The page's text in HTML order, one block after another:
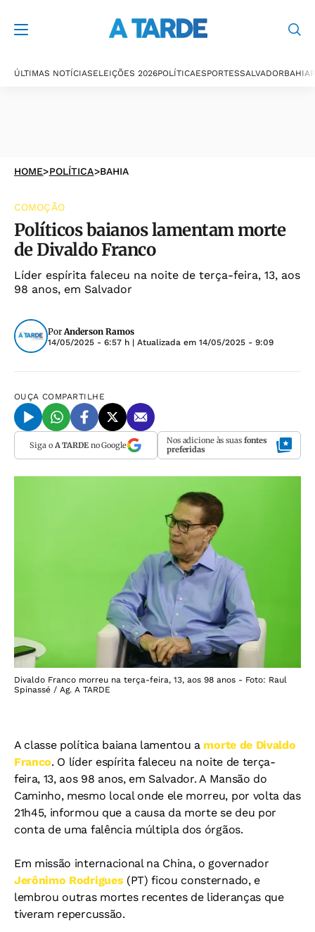
ÚLTIMAS NOTÍCIASELEIÇÕES 2026POLÍTICAESPORTESSALVADORBAHIA
HOME>POLÍTICA>BAHIA
COMOÇÃO
Políticos baianos lamentam morte
de Divaldo Franco
Líder espírita faleceu na noite de terça-feira, 13, aos
98 anos, em Salvador
PorAnderson Ramos
14/05/2025 - 6:57 h | Atualizada em 14/05/2025 - 9:09
OUÇA COMPARTILHE
Siga o A TARDEno Google Nos adicione às suas fontes
preferidas
Divaldo Franco morreu na terça-feira, 13, aos 98 anos - Foto: Raul
Spinassé / Ag. A TARDE
A classe política baiana lamentou a morte de Divaldo
Franco. O líder espírita faleceu na noite de terça-
feira, 13, aos 98 anos, em Salvador. A Mansão do
Caminho, mesmo local onde ele morreu, por volta das
21h45, informou que a causa da morte se deu por
conta de uma falência múltipla dos órgãos.
Em missão internacional na China, o governador
Jerônimo Rodrigues (PT) ficou consternado, e
lembrou outras mortes recentes de lideranças que
tiveram repercussão.